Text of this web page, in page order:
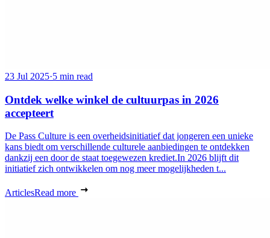
23 Jul 2025·5 min read
Ontdek welke winkel de cultuurpas in 2026
accepteert
De Pass Culture is een overheidsinitiatief dat jongeren een unieke
kans biedt om verschillende culturele aanbiedingen te ontdekken
dankzij een door de staat toegewezen krediet.In 2026 blijft dit
initiatief zich ontwikkelen om nog meer mogelijkheden t...
ArticlesRead more